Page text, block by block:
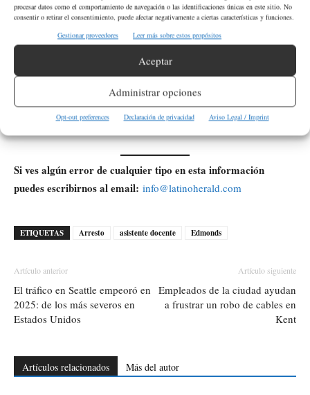
procesar datos como el comportamiento de navegación o las identificaciones únicas en este sitio. No
consentir o retirar el consentimiento, puede afectar negativamente a ciertas características y funciones.
Gestionar proveedores
Leer más sobre estos propósitos
Aceptar
Administrar opciones
Opt-out preferences Declaración de privacidad Aviso Legal / Imprint
y suspensión inmediata del personal involucrado mientras la
investigación avanza.
¿Cuándo habrá más información disponible?
Los detectives actualizarán el caso cuando existan nuevos
elementos confirmados, especialmente sobre la posible duración
Si ves algún error de cualquier tipo en esta información
puedes escribirnos al email: info@latinoherald.com
ETIQUETAS Arresto asistente docente Edmonds
Artículo anterior
El tráfico en Seattle empeoró en
2025: de los más severos en
Estados Unidos
Artículo siguiente
Empleados de la ciudad ayudan
a frustrar un robo de cables en
Kent
Artículos relacionados Más del autor